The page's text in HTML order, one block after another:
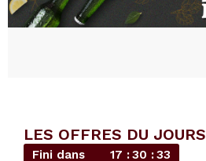
LES OFFRES DU JOURS
Fini dans 17 30 31